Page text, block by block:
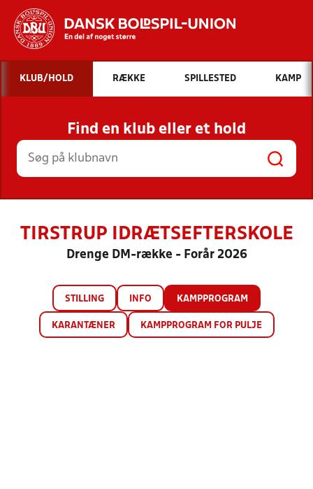
Hvad vil du søge efter?
INDHOLD OG NYHEDER
STILLINGER, RESULTATER, KLUBBER OG
HOLD
KLUB/HOLD RÆKKE SPILLESTED KAMP
Find en klub eller et hold
TIRSTRUP IDRÆTSEFTERSKOLE
Drenge DM-række - Forår 2026
STILLING INFO KAMPPROGRAM
KARANTÆNER KAMPPROGRAM FOR PULJE